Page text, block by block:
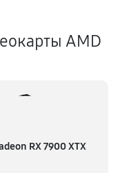
AMD
RX 7900 XTX